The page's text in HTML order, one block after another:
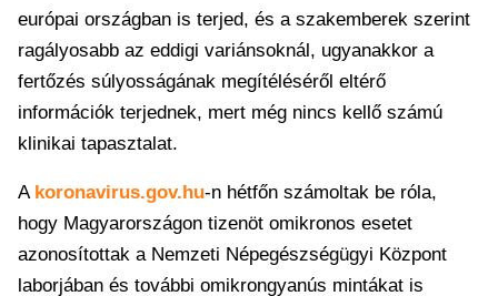
európai országban is terjed, és a szakemberek szerint
ragályosabb az eddigi variánsoknál, ugyanakkor a
fertőzés súlyosságának megítéléséről eltérő
információk terjednek, mert még nincs kellő számú
klinikai tapasztalat.
A koronavirus.gov.hu-n hétfőn számoltak be róla,
hogy Magyarországon tizenöt omikronos esetet
azonosítottak a Nemzeti Népegészségügyi Központ
laborjában és további omikrongyanús mintákat is